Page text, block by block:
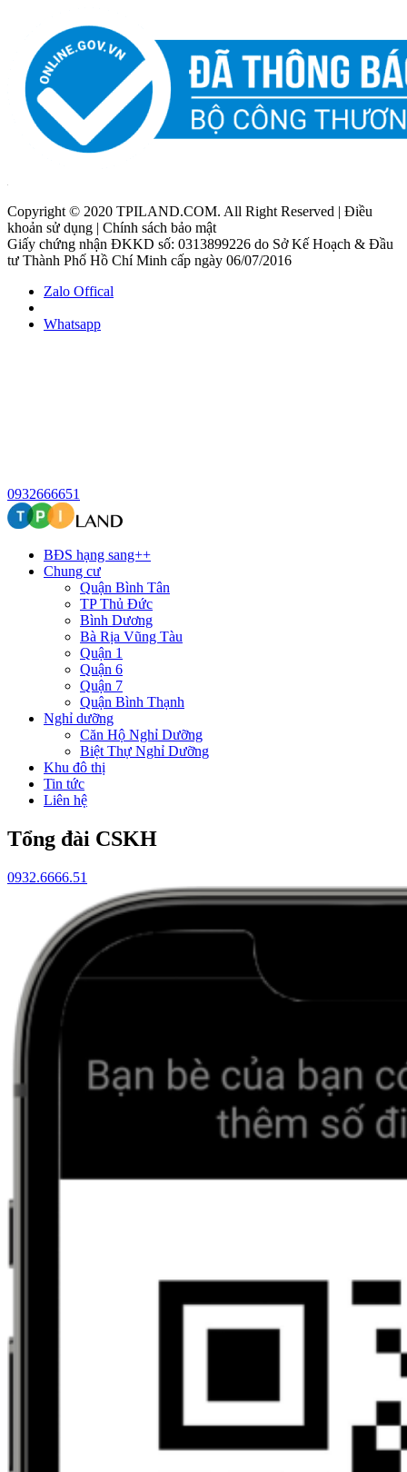
Copyright © 2020 TPILAND.COM. All Right Reserved | Điều
khoản sử dụng | Chính sách bảo mật
Giấy chứng nhận ĐKKD số: 0313899226 do Sở Kế Hoạch & Đầu
tư Thành Phố Hồ Chí Minh cấp ngày 06/07/2016
Zalo Offical
Whatsapp
0932666651
BĐS hạng sang++
Chung cư
Quận Bình Tân
TP Thủ Đức
Bình Dương
Bà Rịa Vũng Tàu
Quận 1
Quận 6
Quận 7
Quận Bình Thạnh
Nghỉ dưỡng
Căn Hộ Nghỉ Dưỡng
Biệt Thự Nghỉ Dưỡng
Khu đô thị
Tin tức
Liên hệ
Tổng đài CSKH
0932.6666.51